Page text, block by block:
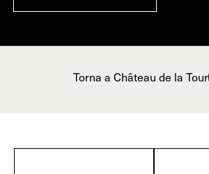
Torna a Château de la Tour